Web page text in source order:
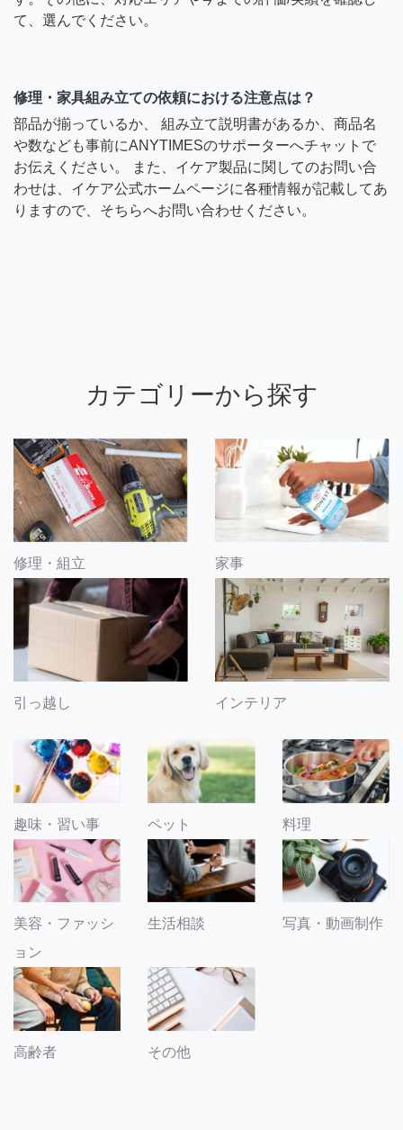
て、選んでください。
修理・家具組み立ての依頼における注意点は？
部品が揃っているか、 組み立て説明書があるか、商品名
や数なども事前にANYTIMESのサポーターへチャットで
お伝えください。 また、イケア製品に関してのお問い合
わせは、イケア公式ホームページに各種情報が記載してあ
りますので、そちらへお問い合わせください。
カテゴリーから探す
修理・組立 家事
引っ越し インテリア
趣味・習い事 ペット 料理
美容・ファッシ
ョン
生活相談 写真・動画制作
高齢者 その他